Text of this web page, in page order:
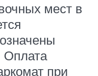
мест в
Оплата
при